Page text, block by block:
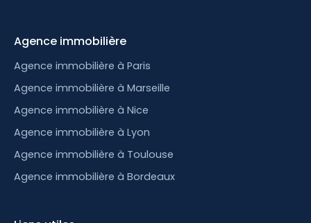
Agence immobilière
Agence immobilière à Paris
Agence immobilière à Marseille
Agence immobilière à Nice
Agence immobilière à Lyon
Agence immobilière à Toulouse
Agence immobilière à Bordeaux